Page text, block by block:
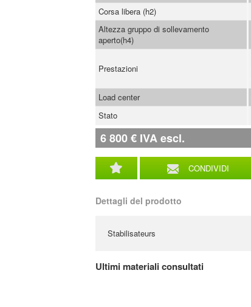
CONDIVIDI
Corsa libera (h2)
Altezza gruppo di sollevamento
aperto(h4)
Prestazioni
Load center
Stato
6 800€ IVA escl.
Dettagli del prodotto
Stabilisateurs
Ultimi materiali consultati